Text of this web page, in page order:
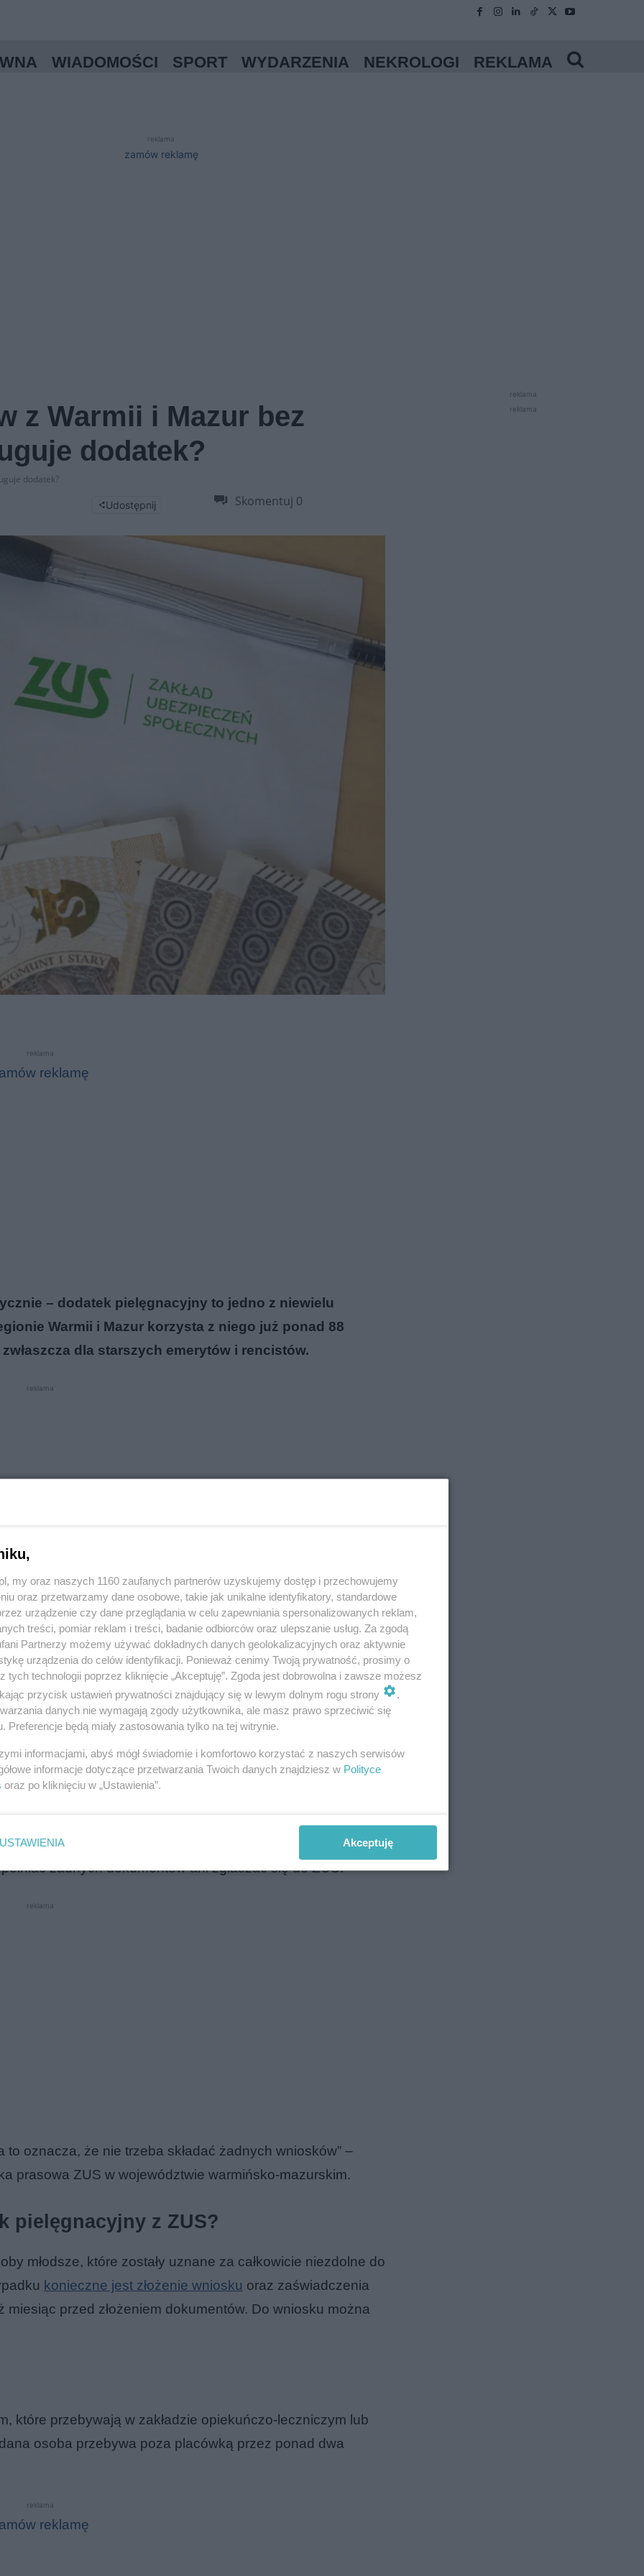
WIADOMOŚCI SPORT WYDARZENIA NEKROLOGI REKLAMA
reklama
zamów reklamę
z Warmii i Mazur bez
dodatek?
dodatek?
Udostępnij Skomentuj 0
reklama
reklamę
– dodatek pielęgnacyjny to jedno z niewielu
Warmii i Mazur korzysta z niego już ponad 88
dla starszych emerytów i rencistów.
reklama
na Warmii i Mazurach
aż 88 332 dodatki pielęgnacyjne. W samym oddziale
Świadczenie trafia co miesiącdo emerytów i rencistów,
wniosków. Od marca 2025 roku kwota dodatku wynosi
dodatku pielęgnacyjnego?
osobom, które osiągnęły 75. rok życia i pobierają
żadnych dokumentów ani zgłaszać się do ZUS.
reklama
oznacza, że nie trzeba składać żadnych wniosków” –
prasowa ZUS w województwie warmińsko-mazurskim.
pielęgnacyjny z ZUS?
młodsze, które zostały uznane za całkowicie niezdolne do
konieczne jest złożenie wniosku oraz zaświadczenia
przed złożeniem dokumentów. Do wniosku można
które przebywają w zakładzie opiekuńczo-leczniczym lub
osoba przebywa poza placówką przez ponad dwa
reklama
reklamę
reklama
reklama
my oraz naszych 1160 zaufanych partnerów uzyskujemy dostęp i przechowujemy
oraz przetwarzamy dane osobowe, takie jak unikalne identyfikatory, standardowe
urządzenie czy dane przeglądania w celu zapewniania spersonalizowanych reklam,
treści, pomiar reklam i treści, badanie odbiorców oraz ulepszanie usług. Za zgodą
Partnerzy możemy używać dokładnych danych geolokalizacyjnych oraz aktywnie
urządzenia do celów identyfikacji. Ponieważ cenimy Twoją prywatność, prosimy o
tych technologii poprzez kliknięcie „Akceptuję”. Zgoda jest dobrowolna i zawsze możesz
przycisk ustawień prywatności znajdujący się w lewym dolnym rogu strony
.
danych nie wymagają zgody użytkownika, ale masz prawo sprzeciwić się
Preferencje będą miały zastosowania tylko na tej witrynie.
informacjami, abyś mógł świadomie i komfortowo korzystać z naszych serwisów
informacje dotyczące przetwarzania Twoich danych znajdziesz w Polityce
oraz po kliknięciu w „Ustawienia”.
USTAWIENIA Akceptuję